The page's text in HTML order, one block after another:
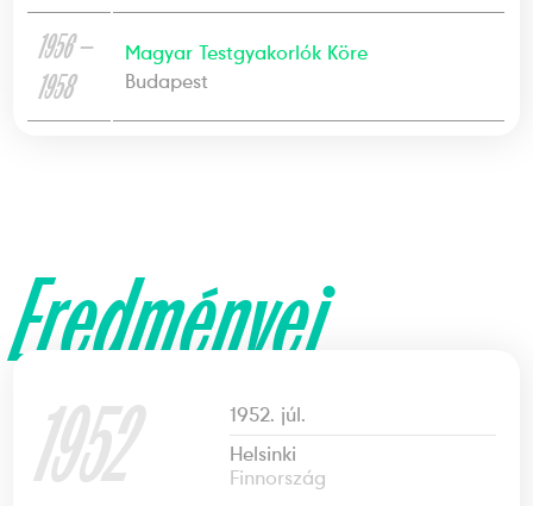
1956 —
1958
Magyar Testgyakorlók Köre
Budapest
Eredményei
1952
1952. júl.
Helsinki
Finnország